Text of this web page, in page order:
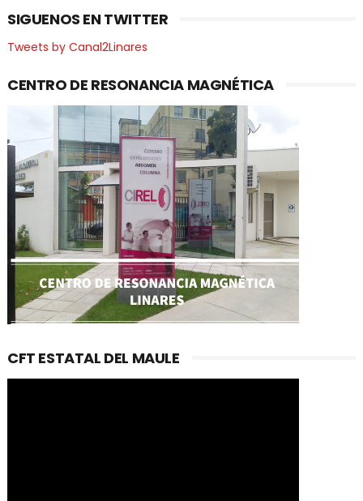
SIGUENOS EN TWITTER
Tweets by Canal2Linares
CENTRO DE RESONANCIA MAGNÉTICA
CFT ESTATAL DEL MAULE